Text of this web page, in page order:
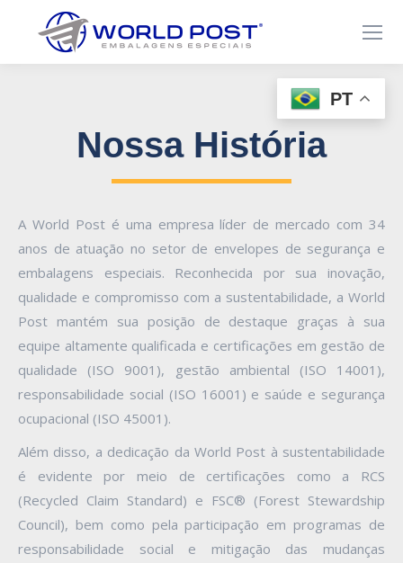
Nossa História
A World Post é uma empresa líder de mercado com 34
anos de atuação no setor de envelopes de segurança e
embalagens especiais. Reconhecida por sua inovação,
qualidade e compromisso com a sustentabilidade, a World
Post mantém sua posição de destaque graças à sua
equipe altamente qualificada e certificações em gestão de
qualidade (ISO 9001), gestão ambiental (ISO 14001),
responsabilidade social (ISO 16001) e saúde e segurança
ocupacional (ISO 45001).
Além disso, a dedicação da World Post à sustentabilidade
é evidente por meio de certificações como a RCS
(Recycled Claim Standard) e FSC® (Forest Stewardship
Council), bem como pela participação em programas de
responsabilidade social e mitigação das mudanças
PT